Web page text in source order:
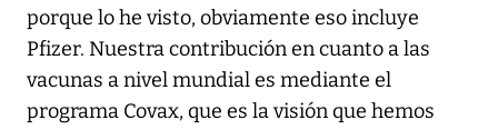
porque lo he visto, obviamente eso incluye
Pfizer. Nuestra contribución en cuanto a las
vacunas a nivel mundial es mediante el
programa Covax, que es la visión que hemos